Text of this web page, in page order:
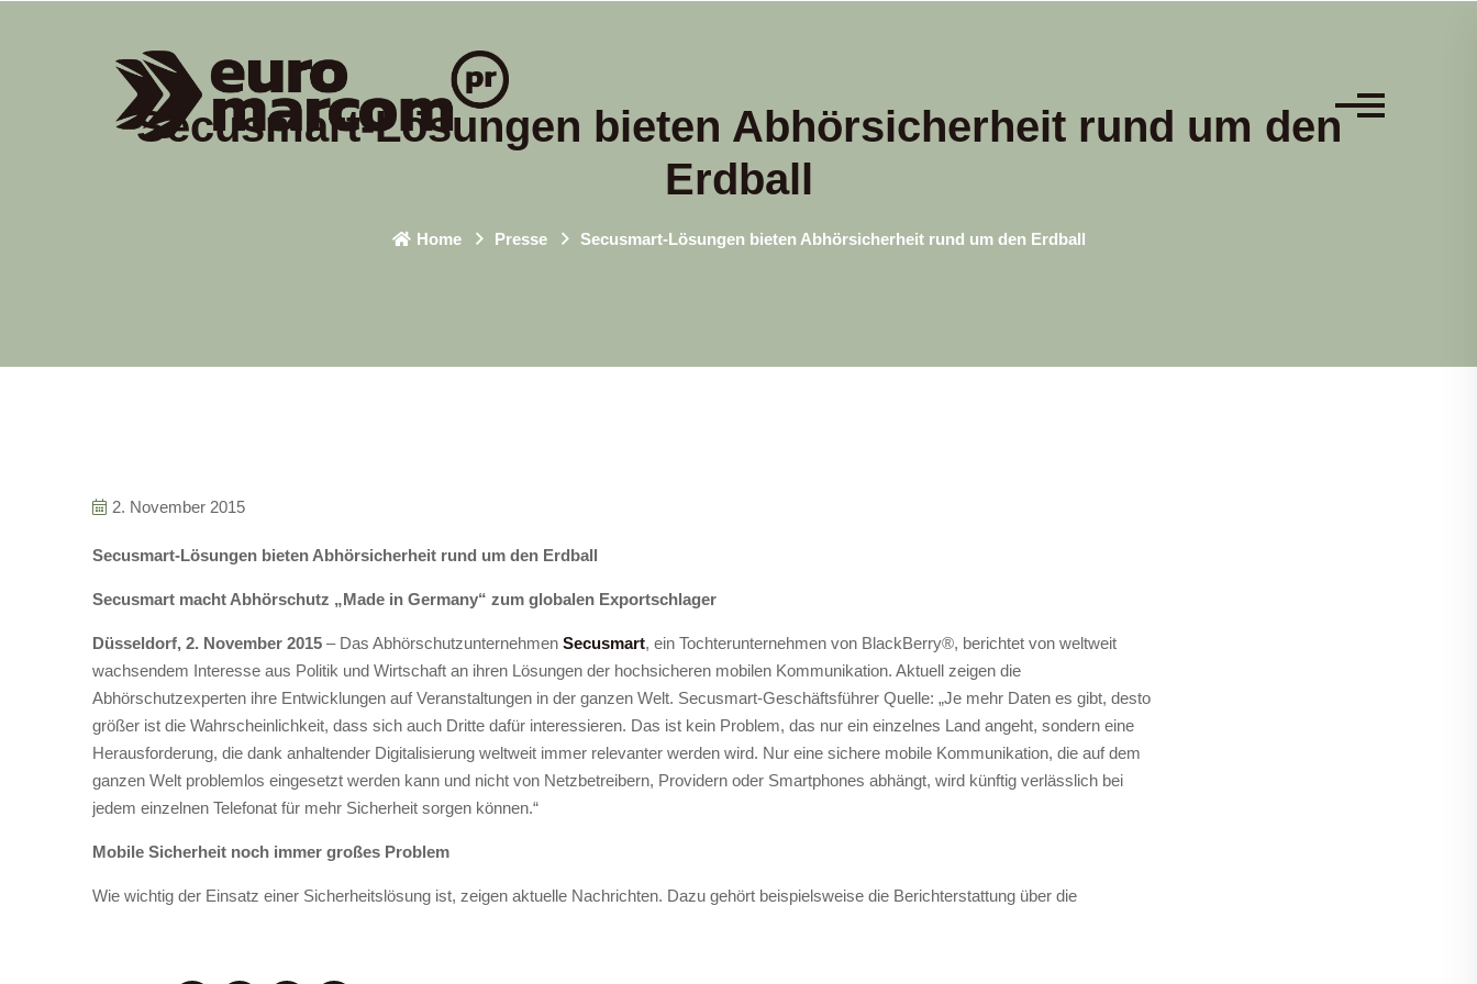
Secusmart-Lösungen bieten Abhörsicherheit rund um den
Erdball
Home Presse Secusmart-Lösungen bieten Abhörsicherheit rund um den Erdball
2. November 2015
Secusmart-Lösungen bieten Abhörsicherheit rund um den Erdball
Secusmart macht Abhörschutz „Made in Germany“ zum globalen Exportschlager
Düsseldorf, 2. November 2015 – Das Abhörschutzunternehmen Secusmart, ein Tochterunternehmen von BlackBerry®, berichtet von weltweit
wachsendem Interesse aus Politik und Wirtschaft an ihren Lösungen der hochsicheren mobilen Kommunikation. Aktuell zeigen die
Abhörschutzexperten ihre Entwicklungen auf Veranstaltungen in der ganzen Welt. Secusmart-Geschäftsführer Quelle: „Je mehr Daten es gibt, desto
größer ist die Wahrscheinlichkeit, dass sich auch Dritte dafür interessieren. Das ist kein Problem, das nur ein einzelnes Land angeht, sondern eine
Herausforderung, die dank anhaltender Digitalisierung weltweit immer relevanter werden wird. Nur eine sichere mobile Kommunikation, die auf dem
ganzen Welt problemlos eingesetzt werden kann und nicht von Netzbetreibern, Providern oder Smartphones abhängt, wird künftig verlässlich bei
jedem einzelnen Telefonat für mehr Sicherheit sorgen können.“
Mobile Sicherheit noch immer großes Problem
Wie wichtig der Einsatz einer Sicherheitslösung ist, zeigen aktuelle Nachrichten. Dazu gehört beispielsweise die Berichterstattung über die